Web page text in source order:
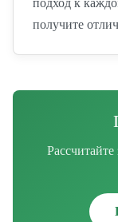
подход к
получите